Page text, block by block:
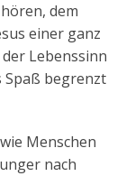
dem
einer ganz
Lebenssinn
begrenzt
Menschen
nach